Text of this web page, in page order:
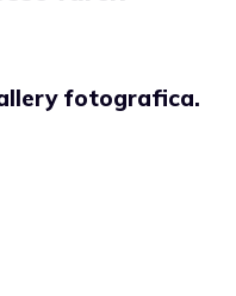
fotografica.